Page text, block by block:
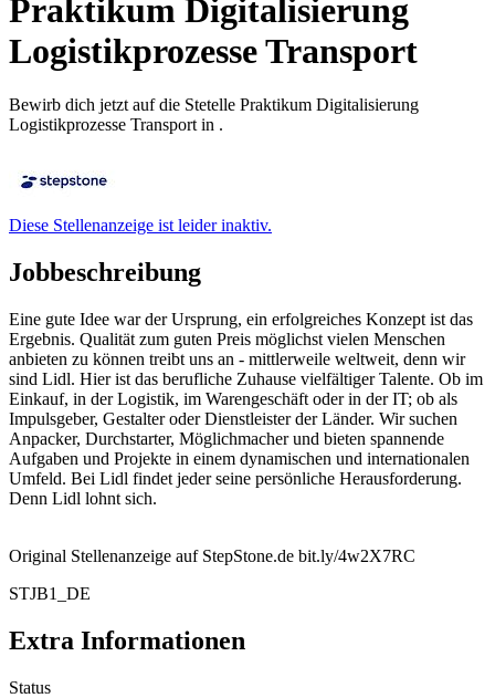
Praktikum Digitalisierung
Logistikprozesse Transport
Bewirb dich jetzt auf die Stetelle Praktikum Digitalisierung
Logistikprozesse Transport in .
Diese Stellenanzeige ist leider inaktiv.
Jobbeschreibung
Eine gute Idee war der Ursprung, ein erfolgreiches Konzept ist das
Ergebnis. Qualität zum guten Preis möglichst vielen Menschen
anbieten zu können treibt uns an - mittlerweile weltweit, denn wir
sind Lidl. Hier ist das berufliche Zuhause vielfältiger Talente. Ob im
Einkauf, in der Logistik, im Warengeschäft oder in der IT; ob als
Impulsgeber, Gestalter oder Dienstleister der Länder. Wir suchen
Anpacker, Durchstarter, Möglichmacher und bieten spannende
Aufgaben und Projekte in einem dynamischen und internationalen
Umfeld. Bei Lidl findet jeder seine persönliche Herausforderung.
Denn Lidl lohnt sich.
Original Stellenanzeige auf StepStone.de bit.ly/4w2X7RC
STJB1_DE
Extra Informationen
Status